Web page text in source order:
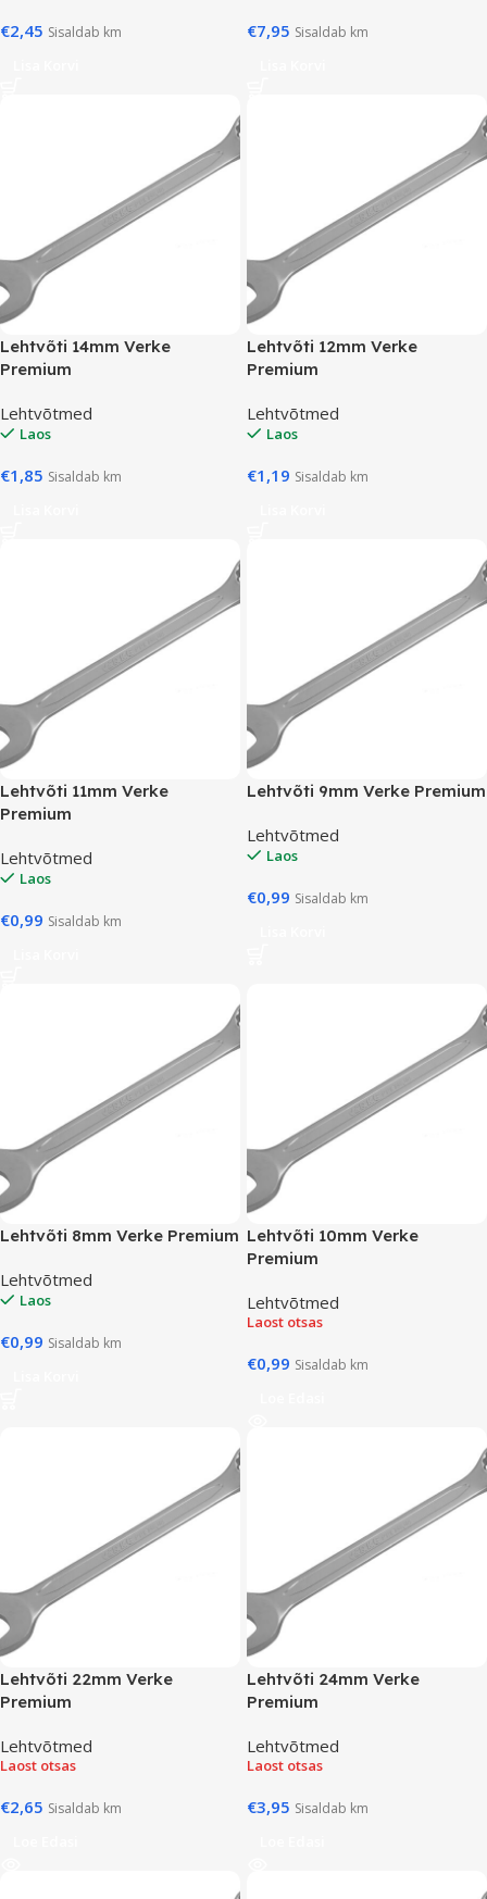
€2,45 Sisaldab km €7,95 Sisaldab km
Lehtvõti 14mm Verke
Premium
Lehtvõtmed
Laos
€1,85 Sisaldab km
Lehtvõti 12mm Verke
Premium
Lehtvõtmed
Laos
€1,19 Sisaldab km
Lehtvõti 11mm Verke
Premium
Lehtvõtmed
Laos
€0,99 Sisaldab km
Lehtvõti 9mm Verke Premium
Lehtvõtmed
Laos
€0,99 Sisaldab km
Lehtvõti 8mm Verke Premium
Lehtvõtmed
Laos
€0,99 Sisaldab km
Lehtvõti 10mm Verke
Premium
Lehtvõtmed
Laost otsas
€0,99 Sisaldab km
Lehtvõti 22mm Verke
Premium
Lehtvõtmed
Laost otsas
€2,65 Sisaldab km
Lehtvõti 24mm Verke
Premium
Lehtvõtmed
Laost otsas
€3,95 Sisaldab km